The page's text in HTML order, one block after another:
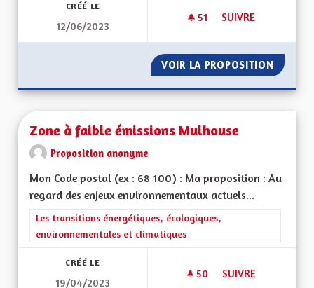
CRÉÉ LE
12/06/2023
51 51 ABONNÉS
SUIVRE
VOIR LA PROPOSITION
Zone à faible émissions Mulhouse
Proposition anonyme
Mon Code postal (ex : 68 100) : Ma proposition : Au
regard des enjeux environnementaux actuels...
Filtrer les résultats de la catégorie : Les transitions
Les transitions énergétiques, écologiques,
environnementales et climatiques
CRÉÉ LE
19/04/2023
50 50 ABONNÉS
SUIVRE